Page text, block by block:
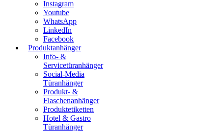
Instagram
Youtube
WhatsApp
LinkedIn
Facebook
Produktanhänger
Info- &
Servicetüranhänger
Social-Media
Türanhänger
Produkt- &
Flaschenanhänger
Produktetiketten
Hotel & Gastro
Türanhänger